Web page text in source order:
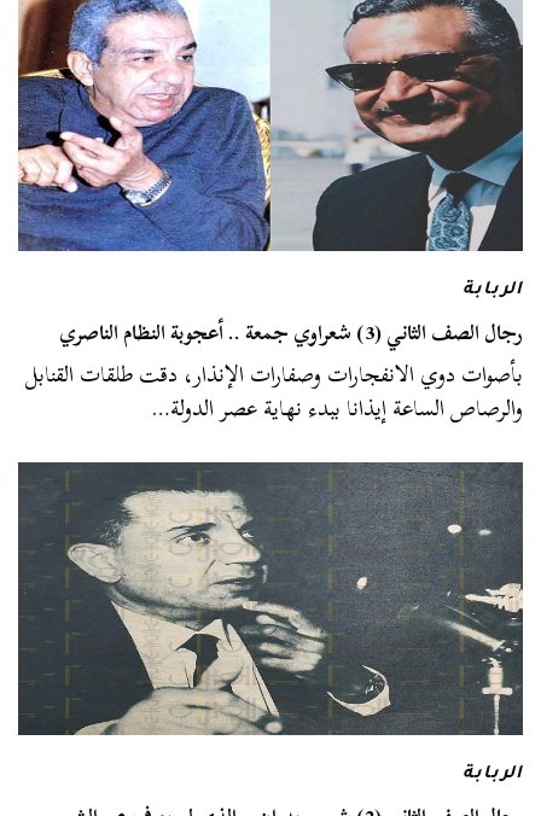
الربابة
رجال الصف الثاني (3) شعراوي جمعة .. أعجوبة النظام الناصري
بأصوات دوي الانفجارات وصفارات الإنذار، دقت طلقات القنابل
والرصاص الساعة إيذانا ببدء نهاية عصر الدولة…
الربابة